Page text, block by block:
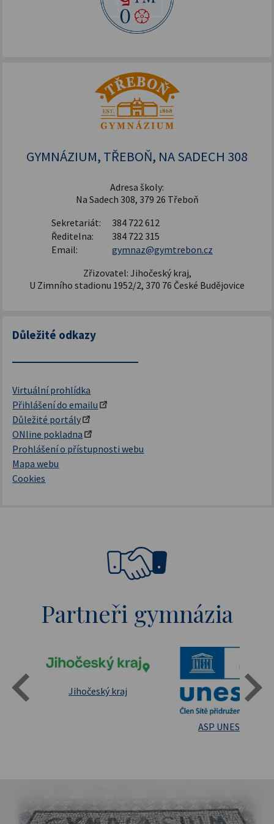
GYMNÁZIUM, TŘEBOŇ, NA SADECH 308
Adresa školy:
Na Sadech 308, 379 26 Třeboň
Sekretariát:
384 722 612
Ředitelna:
384 722 315
Email:
gymnaz@gymtrebon.cz
Zřizovatel: Jihočeský kraj,
U Zimního stadionu 1952/2, 370 76 České Budějovice
Důležité odkazy
Virtuální prohlídka
Přihlášení do emailu
Důležité portály
ONline pokladna
Prohlášení o přístupnosti webu
Mapa webu
Cookies
Partneři gymnázia
Státní oblastní archív Třeboň Jihočeský kraj